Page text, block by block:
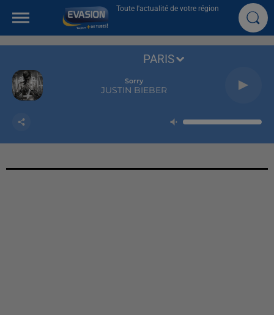
Toute l'actualité de votre région
Sorry
JUSTIN BIEBER
PARIS